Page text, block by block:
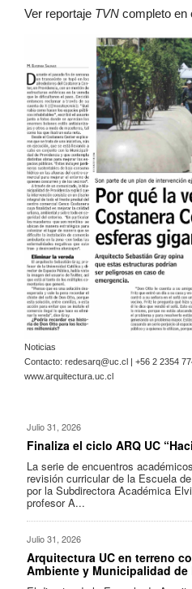
Ver reportaje TVN completo en
Noticias
Contacto: redesarq@uc.cl | +56 2 2354
www.arquitectura.uc.cl
Julio 31, 2026
Finaliza el ciclo ARQ UC
La serie de encuentros
revisión curricular de la Escuela
por la Subdirectora Académica
profesor A...
Julio 31, 2026
Arquitectura UC en terreno
Ambiente y Municipalidad de